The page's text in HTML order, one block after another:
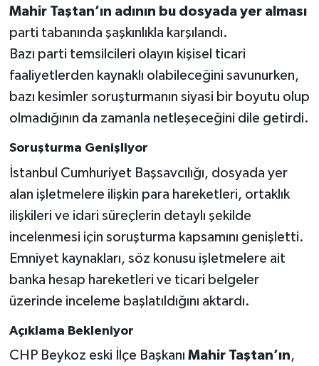
Mahir Taştan’ın adının bu dosyada yer alması
parti tabanında şaşkınlıkla karşılandı.
Bazı parti temsilcileri olayın kişisel ticari
faaliyetlerden kaynaklı olabileceğini savunurken,
bazı kesimler soruşturmanın siyasi bir boyutu olup
olmadığının da zamanla netleşeceğini dile getirdi.
Soruşturma Genişliyor
İstanbul Cumhuriyet Başsavcılığı, dosyada yer
alan işletmelere ilişkin para hareketleri, ortaklık
ilişkileri ve idari süreçlerin detaylı şekilde
incelenmesi için soruşturma kapsamını genişletti.
Emniyet kaynakları, söz konusu işletmelere ait
banka hesap hareketleri ve ticari belgeler
üzerinde inceleme başlatıldığını aktardı.
Açıklama Bekleniyor
CHP Beykoz eski İlçe Başkanı Mahir Taştan’ın,